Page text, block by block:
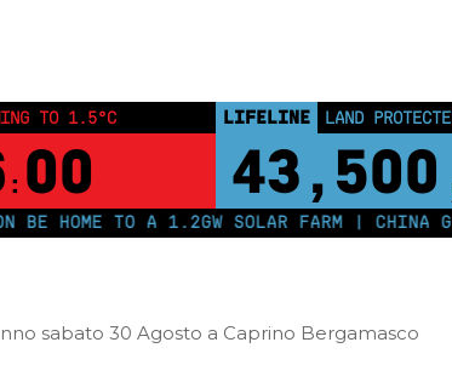
TO 1.5°C
: 59
LIFELINE LAND
TO A 1.2GW SOLAR FARM | CHINA
sabato 30 Agosto a Caprino Bergamasco